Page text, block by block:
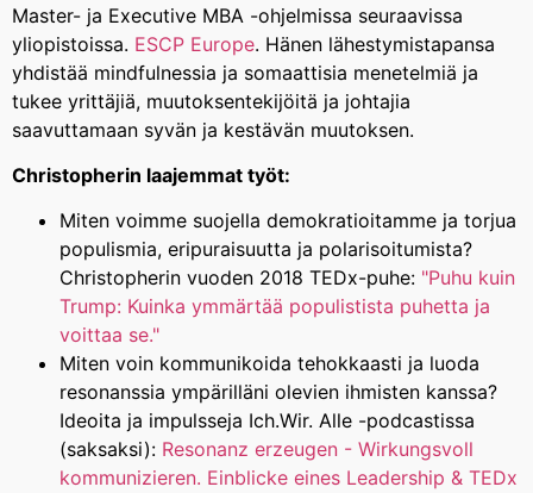
Master- ja Executive MBA -ohjelmissa seuraavissa
yliopistoissa. ESCP Europe. Hänen lähestymistapansa
yhdistää mindfulnessia ja somaattisia menetelmiä ja
tukee yrittäjiä, muutoksentekijöitä ja johtajia
saavuttamaan syvän ja kestävän muutoksen.
Christopherin laajemmat työt:
Miten voimme suojella demokratioitamme ja torjua
populismia, eripuraisuutta ja polarisoitumista?
Christopherin vuoden 2018 TEDx-puhe: "Puhu kuin
Trump: Kuinka ymmärtää populistista puhetta ja
voittaa se."
Miten voin kommunikoida tehokkaasti ja luoda
resonanssia ympärilläni olevien ihmisten kanssa?
Ideoita ja impulsseja Ich.Wir. Alle -podcastissa
(saksaksi): Resonanz erzeugen - Wirkungsvoll
kommunizieren. Einblicke eines Leadership & TEDx